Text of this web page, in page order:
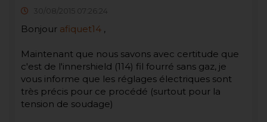
30/08/2015 07:26:24
Bonjour afiquet14 ,
Maintenant que nous savons avec certitude que
c'est de l'innershield (114) fil fourré sans gaz, je
vous informe que les réglages électriques sont
très précis pour ce procédé (surtout pour la
tension de soudage)